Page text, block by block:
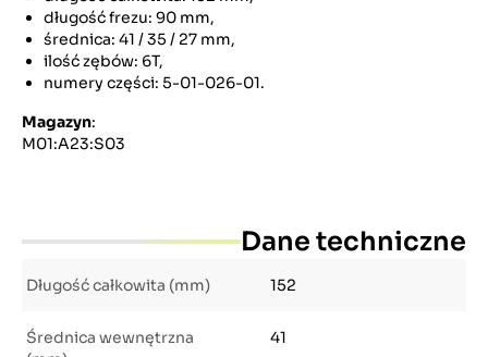
długość frezu: 90 mm,
średnica: 41 / 35 / 27 mm,
ilość zębów: 6T,
numery części: 5-01-026-01.
Magazyn:
M01:A23:S03
Dane techniczne
Długość całkowita (mm) 152
Średnica wewnętrzna
41